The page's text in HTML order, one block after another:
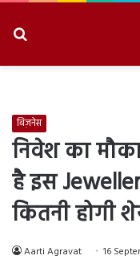
बिज़नेस
निवेश का
है इस
कितनी होगी
Aarti Agravat 16